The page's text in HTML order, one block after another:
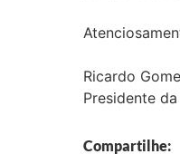
Ricardo
Presidente
Compartilhe: